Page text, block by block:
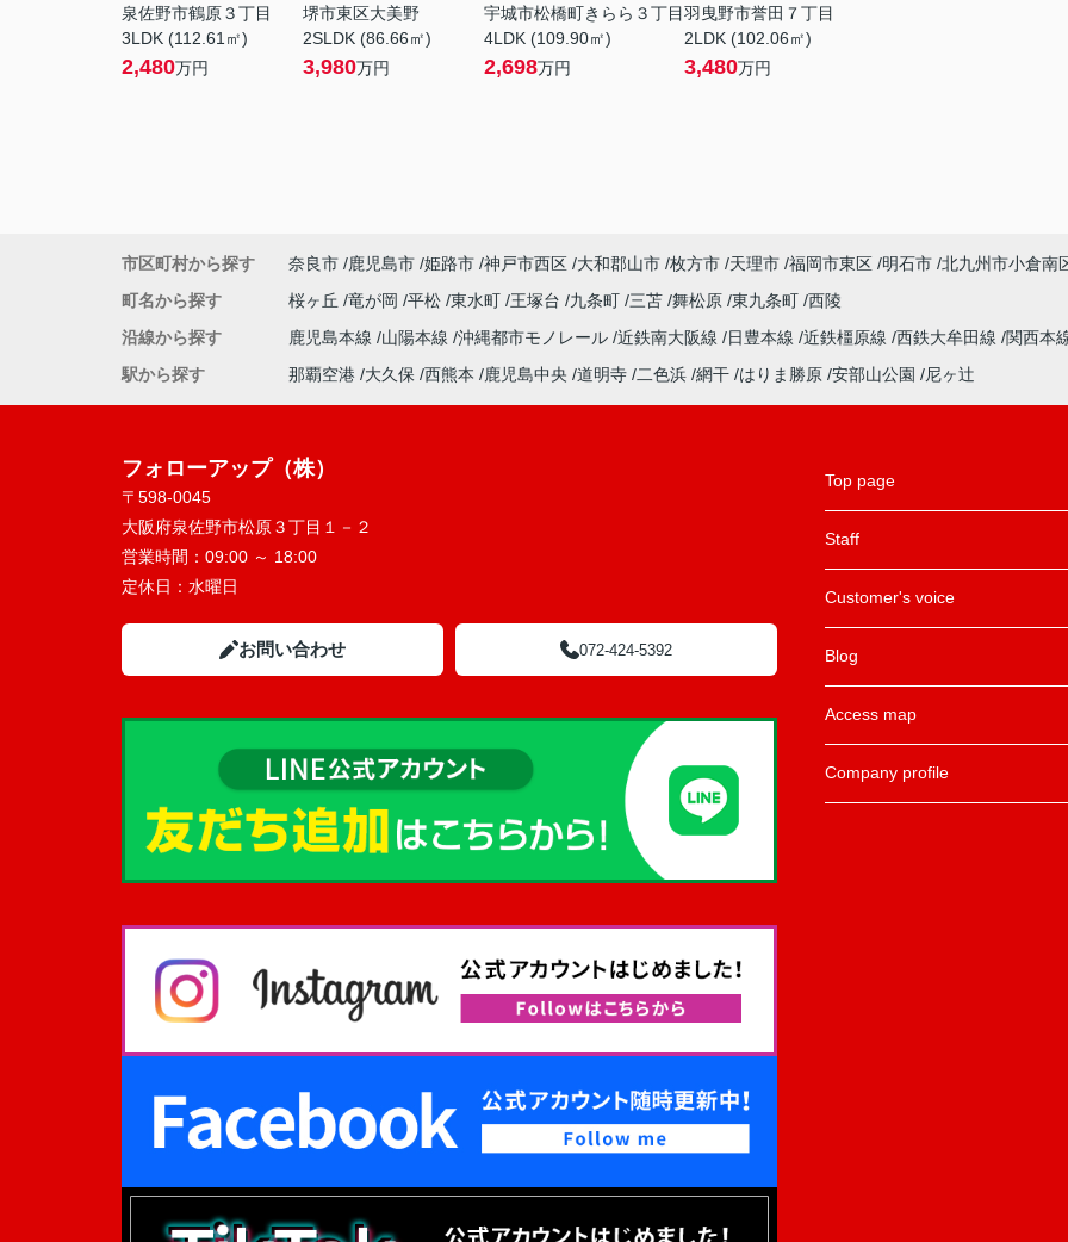
泉佐野市鶴原３丁目
3LDK (112.61㎡)
2,480万円
堺市東区大美野
2SLDK (86.66㎡)
3,980万円
宇城市松橋町きらら３丁目
4LDK (109.90㎡)
2,698万円
羽曳野市誉田７丁目
2LDK (102.06㎡)
3,480万円
市区町村から探す 奈良市 鹿児島市 姫路市 神戸市西区 大和郡山市 枚方市 天理市 福岡市東区 明石市 北九州市小倉南
町名から探す
桜ヶ丘 竜が岡 平松 東水町 王塚台 九条町 三苫 舞松原 東九条町 西陵
沿線から探す
鹿児島本線 山陽本線 沖縄都市モノレール 近鉄南大阪線 日豊本線 近鉄橿原線 西鉄大牟田線 関西本
駅から探す
那覇空港 大久保 西熊本 鹿児島中央 道明寺 二色浜 網干 はりま勝原 安部山公園 尼ヶ辻
フォローアップ（株）
〒598-0045
大阪府泉佐野市松原３丁目１－２
営業時間： 09:00 ～ 18:00
定休日： 水曜日
お問い合わせ 072-424-5392
Top page
Staff
Customer's voice
Blog
Access map
Company profile